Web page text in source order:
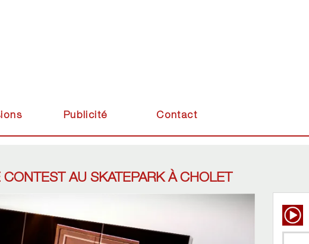
Publicité Contact
AU SKATEPARK À CHOLET